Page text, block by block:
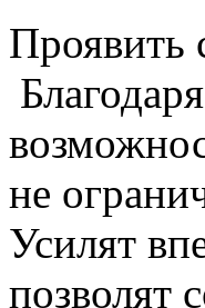
Проявить
не
Усилят
позволят